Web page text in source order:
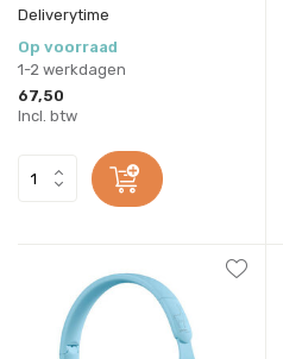
Deliverytime
Op voorraad
1-2 werkdagen
67,50
Incl. btw